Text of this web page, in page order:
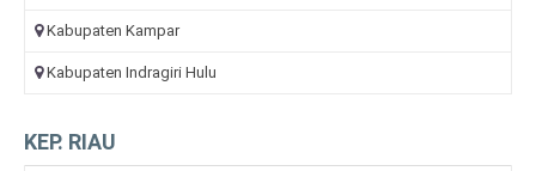
Kabupaten Kampar
Kabupaten Indragiri Hulu
KEP. RIAU